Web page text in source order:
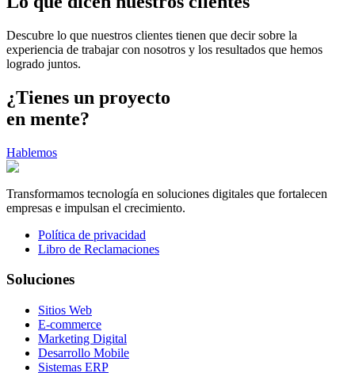
Descubre lo que nuestros clientes tienen que decir sobre la
experiencia de trabajar con nosotros y los resultados que hemos
logrado juntos.
¿Tienes un proyecto
en mente?
Hablemos
Transformamos tecnología en soluciones digitales que fortalecen
empresas e impulsan el crecimiento.
Política de privacidad
Libro de Reclamaciones
Soluciones
Sitios Web
E-commerce
Marketing Digital
Desarrollo Mobile
Sistemas ERP